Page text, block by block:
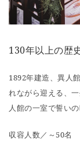
130年以上の歴
1892年建造、異人
れながら迎える、
人館の一室で誓い
収容人数／～50名